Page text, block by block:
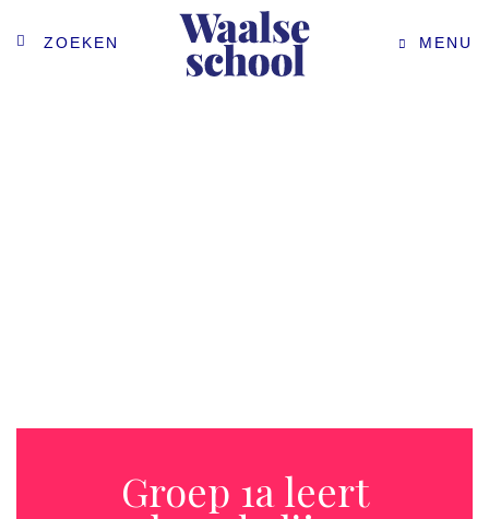
ZOEKEN MENU
Groep 1a leert